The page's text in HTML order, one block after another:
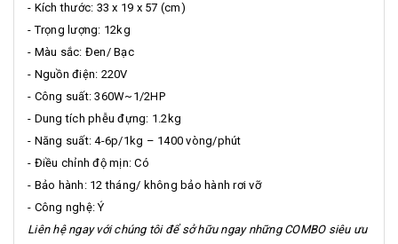
- Kích thước: 33 x 19 x 57 (cm)
- Trọng lượng: 12kg
- Màu sắc: Đen/ Bạc
- Nguồn điện: 220V
- Công suất: 360W~1/2HP
- Dung tích phễu đựng: 1.2kg
- Năng suất: 4-6p/1kg – 1400 vòng/phút
- Điều chỉnh độ mịn: Có
- Bảo hành: 12 tháng/ không bảo hành rơi vỡ
- Công nghệ: Ý
Liên hệ ngay với chúng tôi để sở hữu ngay những COMBO siêu ưu